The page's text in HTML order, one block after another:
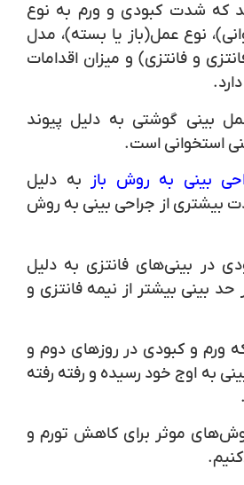
که شدت کبودی و ورم به نوع
نوع عمل(باز یا بسته)، مدل
و فانتزی) و میزان اقدامات
بینی گوشتی به دلیل پیوند
استخوانی است.
بینی به روش بازبه دلیل
بیشتری از جراحی بینی به روش
در بینی‌های فانتزی به دلیل
بینی بیشتر از نیمه فانتزی و
ورم و کبودی در روزهای دوم و
به اوج خود رسیده و رفته رفته
روش‌های موثر برای کاهش تورم و